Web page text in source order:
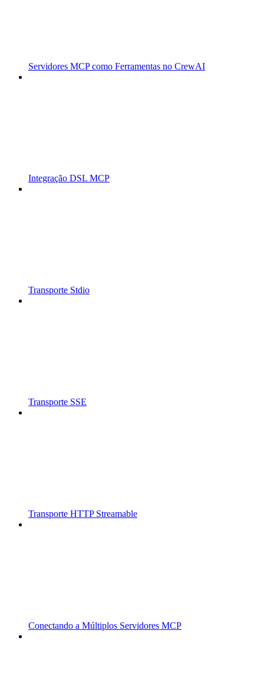
Servidores MCP como Ferramentas no CrewAI
Integração DSL MCP
Transporte Stdio
Transporte SSE
Transporte HTTP Streamable
Conectando a Múltiplos Servidores MCP